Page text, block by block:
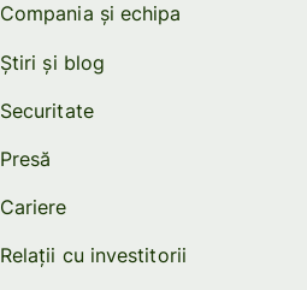
Compania și echipa
Știri și blog
Securitate
Presă
Cariere
Relații cu investitorii